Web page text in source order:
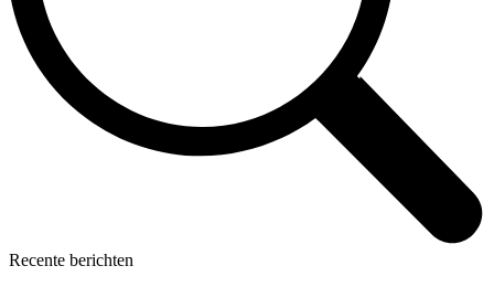
Recente berichten